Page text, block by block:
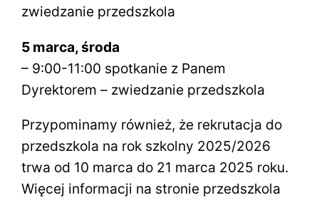
zwiedzanie przedszkola
5 marca, środa
– 9:00-11:00 spotkanie z Panem
Dyrektorem – zwiedzanie przedszkola
Przypominamy również, że rekrutacja do
przedszkola na rok szkolny 2025/2026
trwa od 10 marca do 21 marca 2025 roku.
Więcej informacji na stronie przedszkola